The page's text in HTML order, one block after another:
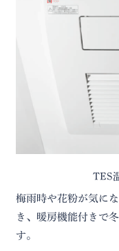
TES
梅雨時や花粉が気に
き、暖房機能付きで
す。